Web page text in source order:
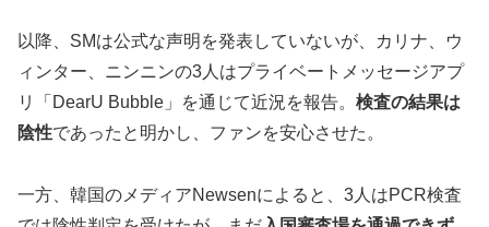
以降、SMは公式な声明を発表していないが、カリナ、ウ
ィンター、ニンニンの3人はプライベートメッセージアプ
リ「DearU Bubble」を通じて近況を報告。 検査の結果は
陰性であったと明かし、ファンを安心させた。
一方、韓国のメディアNewsenによると、3人はPCR検査